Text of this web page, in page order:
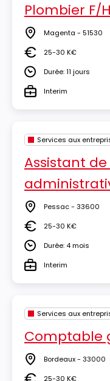
Plombier F/H
Lieu Magenta - 51530
Salaire25-30 K€
DuréeDurée: 11 jours
TypeInterim
Services aux
Assistant
Lieu Pessac - 33600
Salaire25-30 K€
DuréeDurée: 4 mois
TypeInterim
Services aux
Comptable
Lieu Bordeaux - 33000
25-30 K€